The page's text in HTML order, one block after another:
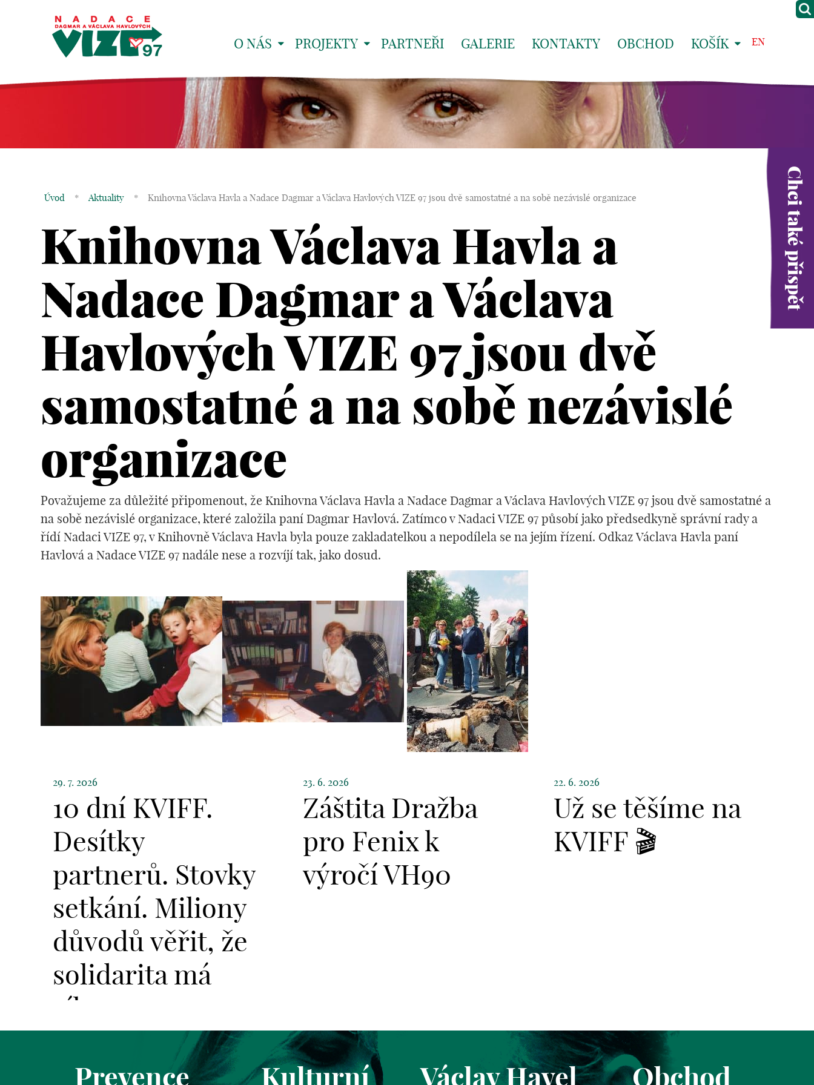
O NÁS PROJEKTY PARTNEŘI GALERIE KONTAKTY OBCHOD KOŠÍK EN
Chci také přispět
Úvod * Aktuality * Knihovna Václava Havla a Nadace Dagmar a Václava Havlových VIZE 97 jsou dvě samostatné a na sobě nezávislé organizace
Knihovna Václava Havla a
Nadace Dagmar a Václava
Havlových VIZE 97 jsou dvě
samostatné a na sobě nezávislé
organizace
Považujeme za důležité připomenout, že Knihovna Václava Havla a Nadace Dagmar a Václava Havlových VIZE 97 jsou dvě samostatné a
na sobě nezávislé organizace, které založila paní Dagmar Havlová. Zatímco v Nadaci VIZE 97 působí jako předsedkyně správní rady a
řídí Nadaci VIZE 97, v Knihovně Václava Havla byla pouze zakladatelkou a nepodílela se na jejím řízení. Odkaz Václava Havla paní
Havlová a Nadace VIZE 97 nadále nese a rozvíjí tak, jako dosud.
29. 7. 2026
10 dní KVIFF.
Desítky
partnerů. Stovky
setkání. Miliony
důvodů věřit, že
solidarita má
sílu.
23. 6. 2026
Záštita Dražba
pro Fenix k
výročí VH90
22. 6. 2026
Už se těšíme na
KVIFF 🎬
Prevence Kulturní Václav Havel Obchod